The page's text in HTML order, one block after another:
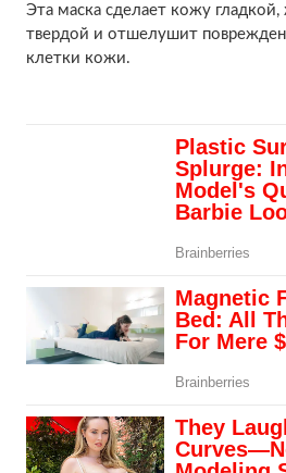
Эта маска сделает кожу
твердой и отшелушит
клетки кожи.